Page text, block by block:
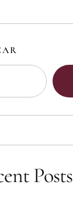
Posts